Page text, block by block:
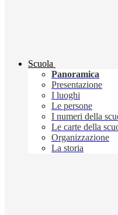
Scuola
Panoramica
Presentazione
I luoghi
Le persone
I numeri della
Le carte della
Organizzazione
La storia